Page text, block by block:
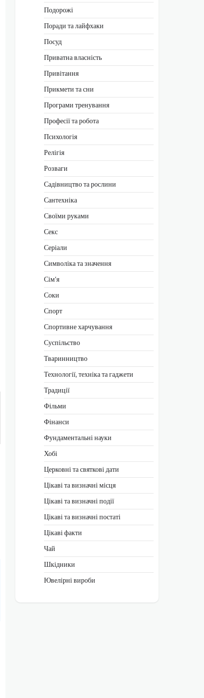
Подорожі
Поради та лайфхаки
Посуд
Приватна власність
Привітання
Прикмети та сни
Програми тренування
Професії та робота
Психологія
Релігія
Розваги
Садівництво та рослини
Сантехніка
Своїми руками
Секс
Серіали
Символіка та значення
Сім’я
Соки
Спорт
Спортивне харчування
Суспільство
Тваринництво
Технології, техніка та гаджети
Традиції
Фільми
Фінанси
Фундаментальні науки
Хобі
Церковні та святкові дати
Цікаві та визначні місця
Цікаві та визначні події
Цікаві та визначні постаті
Цікаві факти
Чай
Шкідники
Ювелірні вироби